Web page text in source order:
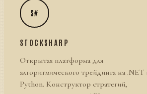
S#
STOCKSHARP
Открытая платформа для
алгоритмического трейдинга на .NET
Python. Конструктор стратегий,